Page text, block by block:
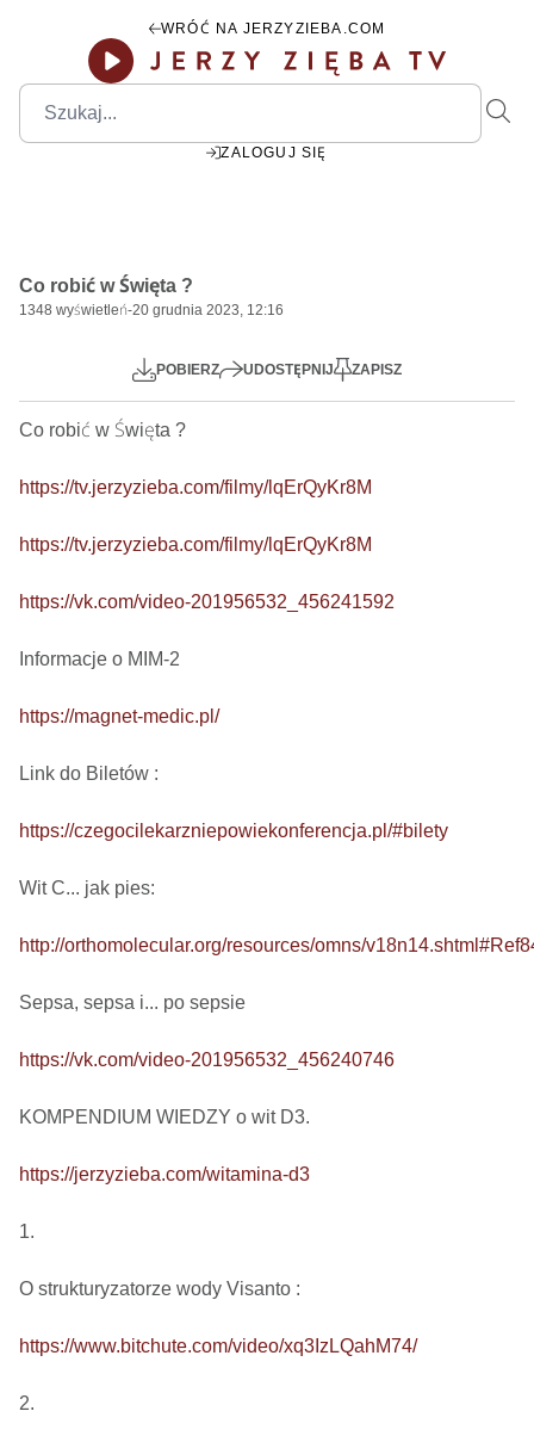
WRÓĆ NA JERZYZIEBA.COM
ZALOGUJ SIĘ
Co robić w Święta ?
1348 wyświetleń-20 grudnia 2023, 12:16
POBIERZ UDOSTĘPNIJ ZAPISZ
Co robić w Święta ?
https://tv.jerzyzieba.com/filmy/lqErQyKr8M
https://tv.jerzyzieba.com/filmy/lqErQyKr8M
https://vk.com/video-201956532_456241592
Informacje o MIM-2
https://magnet-medic.pl/
Link do Biletów :
https://czegocilekarzniepowiekonferencja.pl/#bilety
Wit C... jak pies:
http://orthomolecular.org/resources/omns/
Sepsa, sepsa i... po sepsie
https://vk.com/video-201956532_456240746
KOMPENDIUM WIEDZY o wit D3.
https://jerzyzieba.com/witamina-d3
1.
O strukturyzatorze wody Visanto :
https://www.bitchute.com/video/xq3IzLQahM74/
2.